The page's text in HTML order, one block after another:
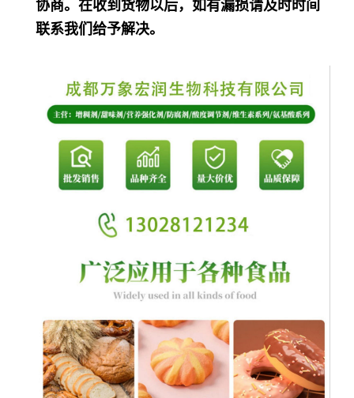
协商。在收到货物以后，如有漏损请及时时间
联系我们给予解决。